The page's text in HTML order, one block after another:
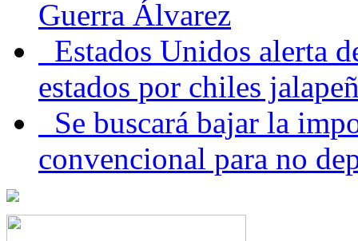
Guerra Álvarez
Estados Unidos alerta
estados por chiles
Se buscará bajar la
convencional para no